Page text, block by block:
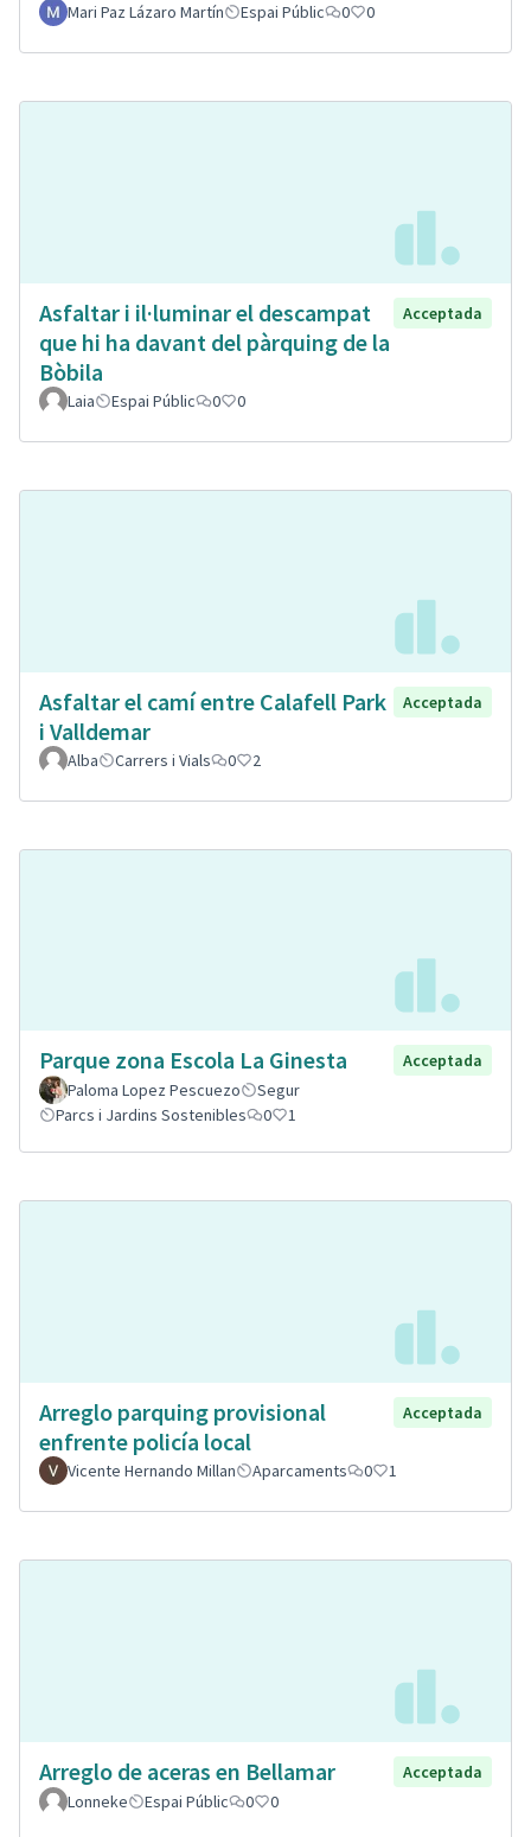
Mari Paz Lázaro Martín
Espai Públic 0 0
Asfaltar i il·luminar el descampat
que hi ha davant del pàrquing de la
Bòbila
Acceptada
Laia Espai Públic 0 0
Asfaltar el camí entre Calafell Park
i Valldemar
Acceptada
Alba Carrers i Vials 0 2
Parque zona Escola La Ginesta
Acceptada
Paloma Lopez Pescuezo
Segur
Parcs i Jardins Sostenibles
0 1
Arreglo parquing provisional
enfrente policía local
Acceptada
Vicente Hernando Millan Aparcaments 0 1
Arreglo de aceras en Bellamar
Acceptada
Lonneke
Espai Públic 0 0